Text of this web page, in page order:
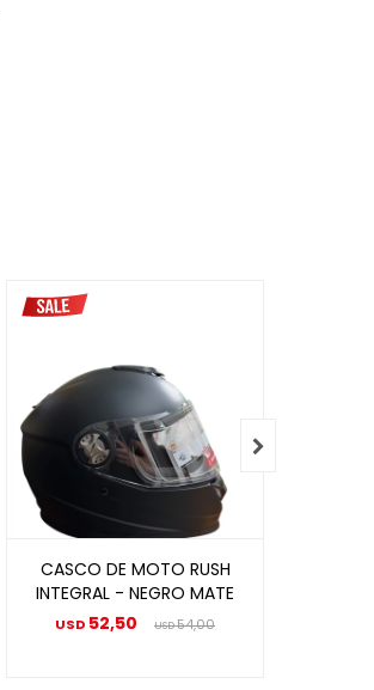
CASCO DE MOTO RUSH
INTEGRAL - NEGRO MATE
USD 52,50 USD54,00
